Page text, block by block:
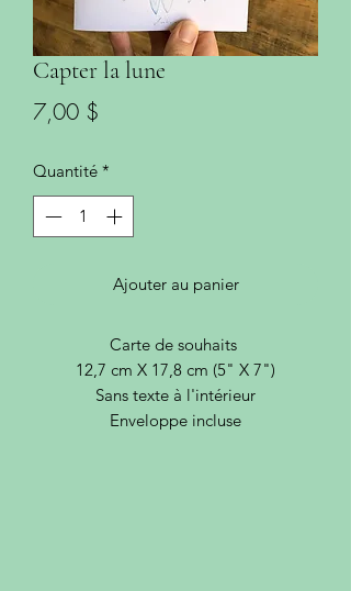
Capter la lune
7,00 $
Quantité *
Ajouter au panier
Carte de souhaits
12,7 cm X 17,8 cm (5" X 7")
Sans texte à l'intérieur
Enveloppe incluse